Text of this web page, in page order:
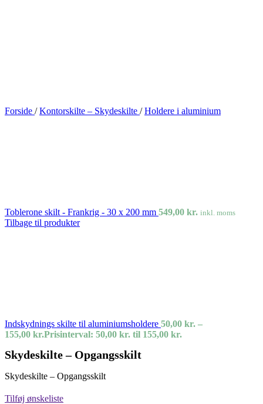
Forside / Kontorskilte – Skydeskilte / Holdere i aluminium
Toblerone skilt - Frankrig - 30 x 200 mm 549,00 kr. inkl. moms
Tilbage til produkter
Indskydnings skilte til aluminiumsholdere 50,00 kr. –
155,00 kr.Prisinterval: 50,00 kr. til 155,00 kr.
Skydeskilte – Opgangsskilt
Skydeskilte – Opgangsskilt
Tilføj ønskeliste